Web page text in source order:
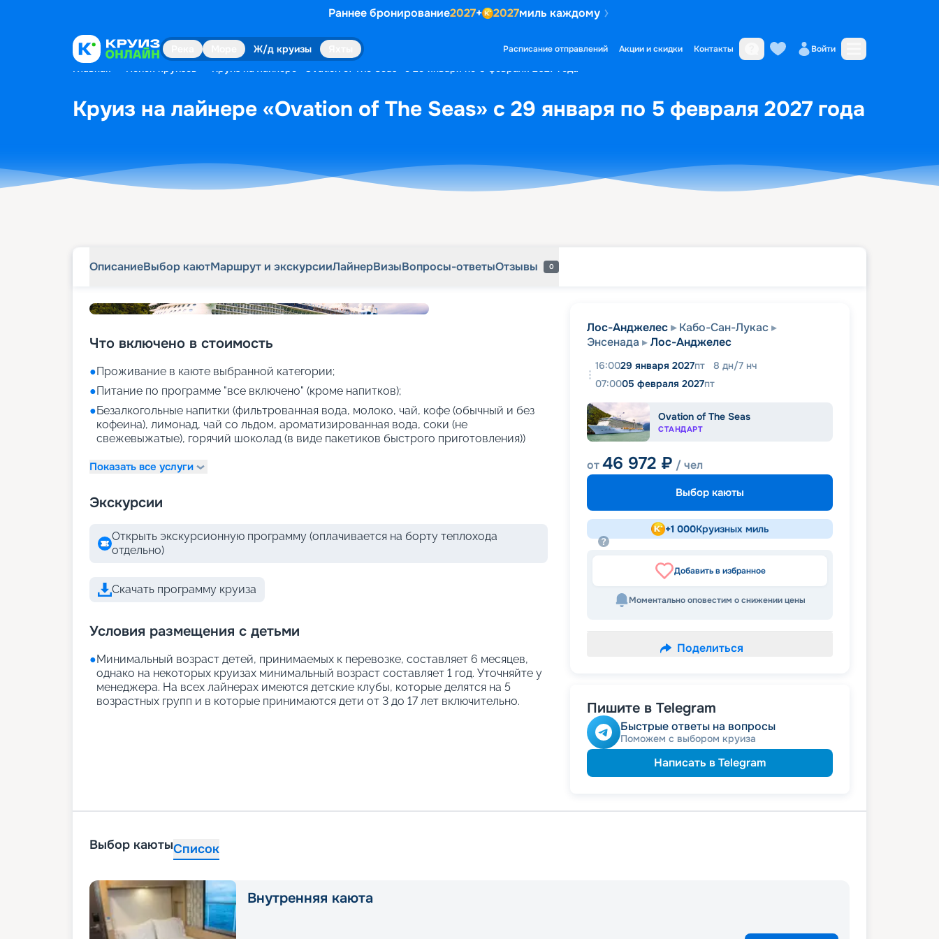
Раннее бронирование2027+ 2027миль каждому
Ж/д круизы Расписание отправлений Акции и скидки Контакты Войти
Главная Поиск круизов Круиз на лайнере «Ovation of The Seas» с 29 января по 5 февраля 2027 года
Круиз на лайнере «Ovation of The Seas» с 29 января по 5 февраля 2027 года
ОписаниеВыбор каютМаршрут и экскурсииЛайнерВизыВопросы-ответыОтзывы 0
Что включено в стоимость
●Проживание в каюте выбранной категории;
●Питание по программе "все включено" (кроме напитков);
●Безалкогольные напитки (фильтрованная вода, молоко, чай, кофе (обычный и без
кофеина), лимонад, чай со льдом, ароматизированная вода, соки (не
свежевыжатые), горячий шоколад (в виде пакетиков быстрого приготовления))
Показать все услуги
Экскурсии
Открыть экскурсионную программу (оплачивается на борту теплохода
отдельно)
Скачать программу круиза
Условия размещения с детьми
●Минимальный возраст детей, принимаемых к перевозке, составляет 6 месяцев,
однако на некоторых круизах минимальный возраст составляет 1 год. Уточняйте у
менеджера. На всех лайнерах имеются детские клубы, которые делятся на 5
возрастных групп и в которые принимаются дети от 3 до 17 лет включительно.
Лос-Анджелес
Кабо-Сан-Лукас
Энсенада
Лос-Анджелес
16:0029 января 2027пт 8 дн/7 нч
07:0005 февраля 2027пт
Ovation of The Seas
СТАНДАРТ
от46 972 ₽ / чел
Выбор каюты
+1 000Круизных миль
Добавить в избранное
Моментально оповестим о снижении цены
Поделиться
Пишите в Telegram
Быстрые ответы на вопросы
Поможем с выбором круиза
Написать в Telegram
Выбор каютыСписок
Внутренняя каюта